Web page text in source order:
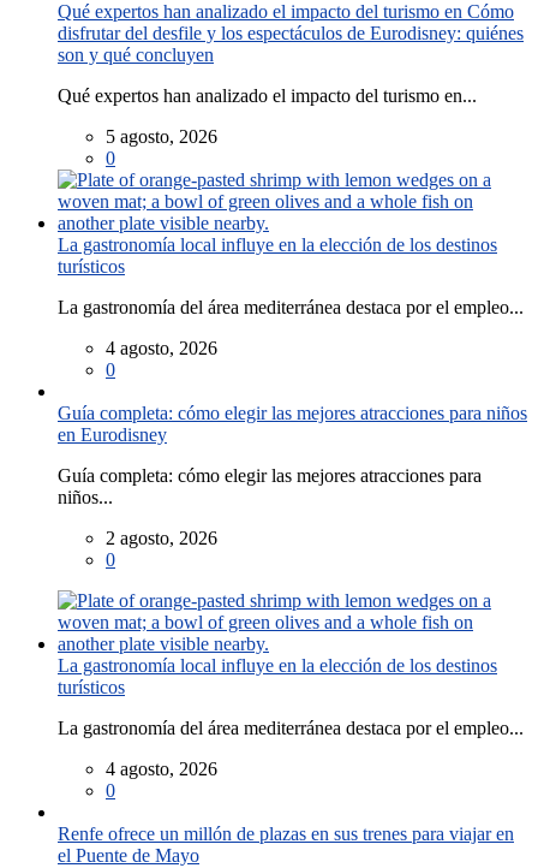
Qué expertos han analizado el impacto del turismo en Cómo
disfrutar del desfile y los espectáculos de Eurodisney: quiénes
son y qué concluyen
Qué expertos han analizado el impacto del turismo en...
5 agosto, 2026
0
La gastronomía local influye en la elección de los destinos
turísticos
La gastronomía del área mediterránea destaca por el empleo...
4 agosto, 2026
0
Guía completa: cómo elegir las mejores atracciones para niños
en Eurodisney
Guía completa: cómo elegir las mejores atracciones para
niños...
2 agosto, 2026
0
La gastronomía local influye en la elección de los destinos
turísticos
La gastronomía del área mediterránea destaca por el empleo...
4 agosto, 2026
0
Renfe ofrece un millón de plazas en sus trenes para viajar en
el Puente de Mayo